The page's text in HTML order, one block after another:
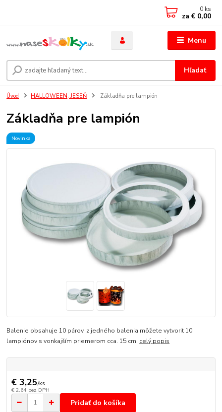
Menu
Hľadať
0 ks
za € 0,00
Úvod HALLOWEEN, JESEŇ Základňa pre lampión
Základňa pre lampión
Novinka
Balenie obsahuje 10 párov, z jedného balenia môžete vytvorit 10
lampiónov s vonkajším priemerom cca. 15 cm. celý popis
€ 3,25/ks
€ 2,64 bez DPH
Pridať do košíka